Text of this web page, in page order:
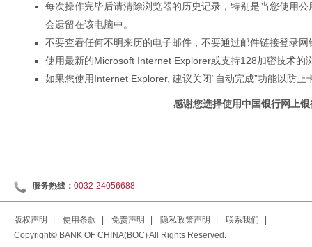
每次操作完毕后请清除浏览器的历史记录，特别是当您使用
会遗留在该电脑中。
不要查看任何不明来历的电子邮件，不要通过邮件链接登录网
使用最新的Microsoft Internet Explorer或支持128加密技术的
如果您使用Internet Explorer, 建议关闭“自动完成”功能以防止
感谢您选择使用中国银行网上
服务热线： 0032-24056688
版权声明 使用条款 免责声明 隐私政策声明 联系我们
Copyright© BANK OF CHINA(BOC) All Rights Reserved.